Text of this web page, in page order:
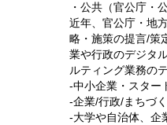
・公共（官公庁・
近年、官公庁・地
略・施策の提言/策
業や行政のデジタ
ルティング業務の
-中小企業・スター
-企業/行政/まちづ
-大学や自治体、企